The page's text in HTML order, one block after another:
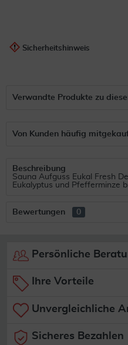
Sicherheitshinweis
Verwandte Produkte zu
Von Kunden häufig
Beschreibung
Sauna Aufguss Eukal Fresh
Eukalyptus und Pfefferminze
Bewertungen 0
Persönliche
Ihre Vorteile
Unvergleichliche
Sicheres Bezahlen